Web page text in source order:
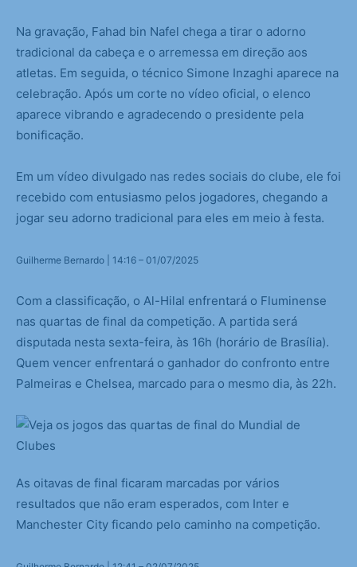
Na gravação, Fahad bin Nafel chega a tirar o adorno
tradicional da cabeça e o arremessa em direção aos
atletas. Em seguida, o técnico Simone Inzaghi aparece na
celebração. Após um corte no vídeo oficial, o elenco
aparece vibrando e agradecendo o presidente pela
bonificação.
Em um vídeo divulgado nas redes sociais do clube, ele foi
recebido com entusiasmo pelos jogadores, chegando a
jogar seu adorno tradicional para eles em meio à festa.
Guilherme Bernardo | 14:16 – 01/07/2025
Com a classificação, o Al-Hilal enfrentará o Fluminense
nas quartas de final da competição. A partida será
disputada nesta sexta-feira, às 16h (horário de Brasília).
Quem vencer enfrentará o ganhador do confronto entre
Palmeiras e Chelsea, marcado para o mesmo dia, às 22h.
As oitavas de final ficaram marcadas por vários
resultados que não eram esperados, com Inter e
Manchester City ficando pelo caminho na competição.